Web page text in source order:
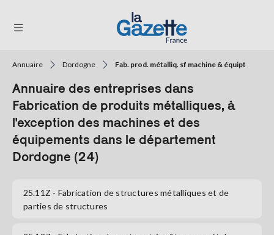
RÉGIONS
FORMATS
TENDANCES
LA
GAZETTE
Annuaire Dordogne Fab. prod. métalliq. sf machine & équipt
Annuaire des entreprises dans
Fabrication de produits métalliques, à
l'exception des machines et des
équipements dans le département
Dordogne (24)
25.11Z - Fabrication de structures métalliques et de
parties de structures